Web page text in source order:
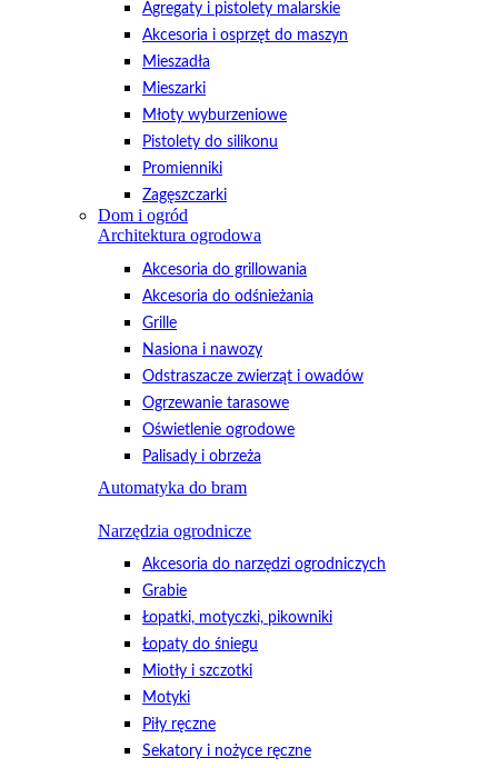
Agregaty i pistolety malarskie
Akcesoria i osprzęt do maszyn
Mieszadła
Mieszarki
Młoty wyburzeniowe
Pistolety do silikonu
Promienniki
Zagęszczarki
Dom i ogród
Architektura ogrodowa
Akcesoria do grillowania
Akcesoria do odśnieżania
Grille
Nasiona i nawozy
Odstraszacze zwierząt i owadów
Ogrzewanie tarasowe
Oświetlenie ogrodowe
Palisady i obrzeża
Automatyka do bram
Narzędzia ogrodnicze
Akcesoria do narzędzi ogrodniczych
Grabie
Łopatki, motyczki, pikowniki
Łopaty do śniegu
Miotły i szczotki
Motyki
Piły ręczne
Sekatory i nożyce ręczne